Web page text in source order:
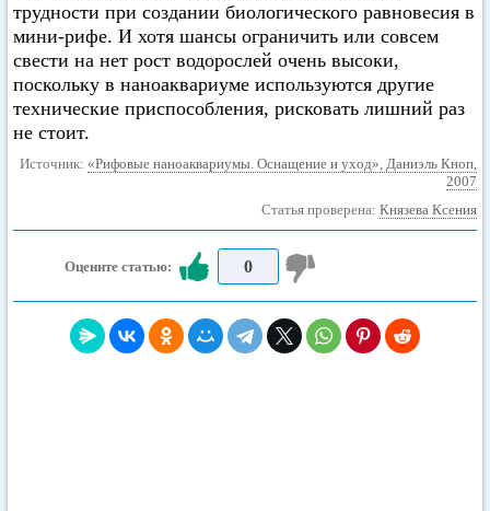
трудности при создании биологического равновесия в
мини-рифе. И хотя шансы ограничить или совсем
свести на нет рост водорослей очень высоки,
поскольку в наноаквариуме используются другие
технические приспособления, рисковать лишний раз
не стоит.
Источник: «Рифовые наноаквариумы. Оснащение и уход», Даниэль Кноп,
2007
Статья проверена: Князева Ксения
Оцените статью: 0